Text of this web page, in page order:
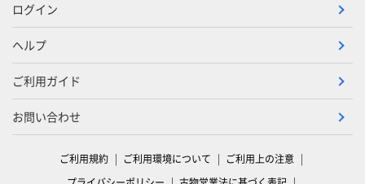
ログイン
ヘルプ
ご利用ガイド
お問い合わせ
ご利用規約 ご利用環境について
ご利用上の注意